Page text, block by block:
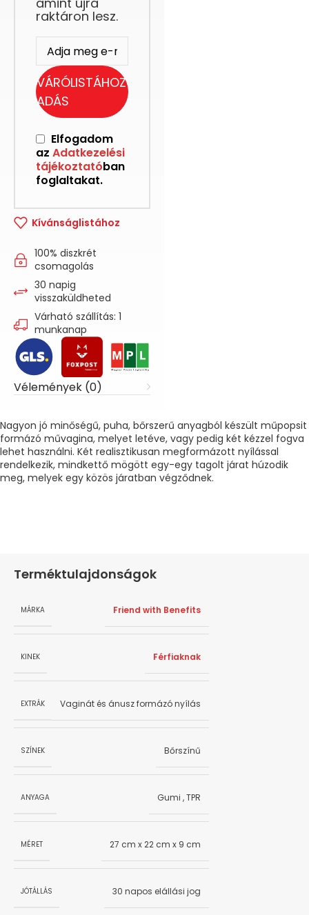
raktáron lesz.
VÁRÓLISTÁHOZ
ADÁS
Elfogadom
az Adatkezelési
tájékoztatóban
foglaltakat.
Kívánságlistához
100% diszkrét
csomagolás
30 napig
visszaküldheted
Várható szállítás: 1
munkanap
Vélemények (0)
Nagyon jó minőségű, puha, bőrszerű anyagból készült műpopsit
formázó művagina, melyet letéve, vagy pedig két kézzel fogva
lehet használni. Két realisztikusan megformázott nyílással
rendelkezik, mindkettő mögött egy-egy tagolt járat húzodik
meg, melyek egy közös járatban végződnek.
Terméktulajdonságok
MÁRKA Friend with Benefits
KINEK Férfiaknak
EXTRÁK Vaginát és ánusz formázó nyílás
SZÍNEK Bőrszínű
ANYAGA Gumi ,TPR
MÉRET 27 cm x 22 cm x 9 cm
JÓTÁLLÁS 30 napos elállási jog